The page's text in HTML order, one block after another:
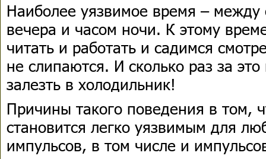
Наиболее уязвимое время –
вечера и часом ночи. К этому
читать и работать и садимся
не слипаются. И сколько раз за
залезть в холодильник!
Причины такого поведения в том,
становится легко уязвимым для
импульсов, в том числе и